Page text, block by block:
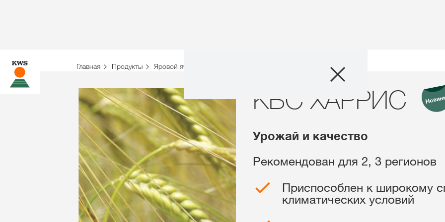
Агросервис
Связаться с
Главная Продукты Яровой ячмень
KBC ХАРРИС
Урожай и качество
Рекомендован для 2, 3 регионов
Приспособлен к широкому
климатических условий